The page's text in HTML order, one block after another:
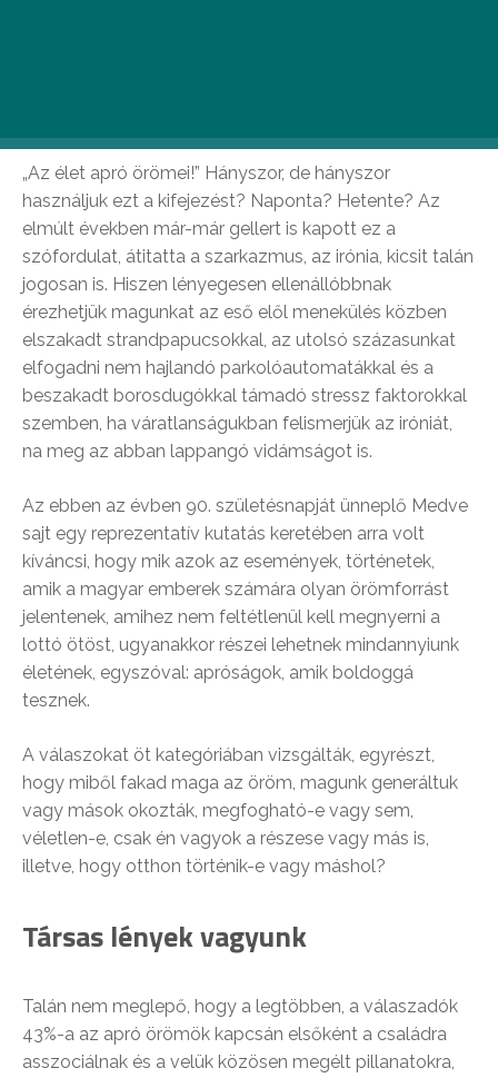
„Az élet apró örömei!” Hányszor, de hányszor
használjuk ezt a kifejezést? Naponta? Hetente? Az
elmúlt években már-már gellert is kapott ez a
szófordulat, átitatta a szarkazmus, az irónia, kicsit talán
jogosan is. Hiszen lényegesen ellenállóbbnak
érezhetjük magunkat az eső elől menekülés közben
elszakadt strandpapucsokkal, az utolsó százasunkat
elfogadni nem hajlandó parkolóautomatákkal és a
beszakadt borosdugókkal támadó stressz faktorokkal
szemben, ha váratlanságukban felismerjük az iróniát,
na meg az abban lappangó vidámságot is.
Az ebben az évben 90. születésnapját ünneplő Medve
sajt egy reprezentatív kutatás keretében arra volt
kíváncsi, hogy mik azok az események, történetek,
amik a magyar emberek számára olyan örömforrást
jelentenek, amihez nem feltétlenül kell megnyerni a
lottó ötöst, ugyanakkor részei lehetnek mindannyiunk
életének, egyszóval: apróságok, amik boldoggá
tesznek.
A válaszokat öt kategóriában vizsgálták, egyrészt,
hogy miből fakad maga az öröm, magunk generáltuk
vagy mások okozták, megfogható-e vagy sem,
véletlen-e, csak én vagyok a részese vagy más is,
illetve, hogy otthon történik-e vagy máshol?
Társas lények vagyunk
Talán nem meglepő, hogy a legtöbben, a válaszadók
43%-a az apró örömök kapcsán elsőként a családra
asszociálnak és a velük közösen megélt pillanatokra,